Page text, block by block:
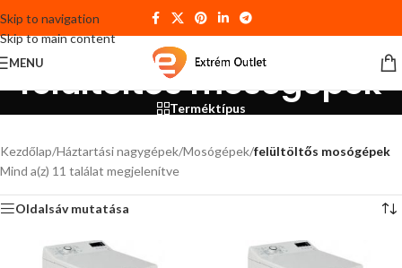
Skip to navigation
Skip to main content
MENU
felültöltős mosógépek
Terméktípus
Kezdőlap/Háztartási nagygépek/Mosógépek/felültöltős mosógépek
Mind a(z) 11 találat megjelenítve
Oldalsáv mutatása